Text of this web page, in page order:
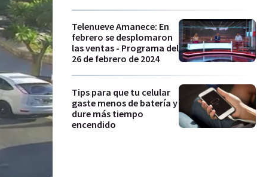
Telenueve Amanece: En
febrero se desplomaron
las ventas - Programa del
26 de febrero de 2024
Tips para que tu celular
gaste menos de batería y
dure más tiempo
encendido